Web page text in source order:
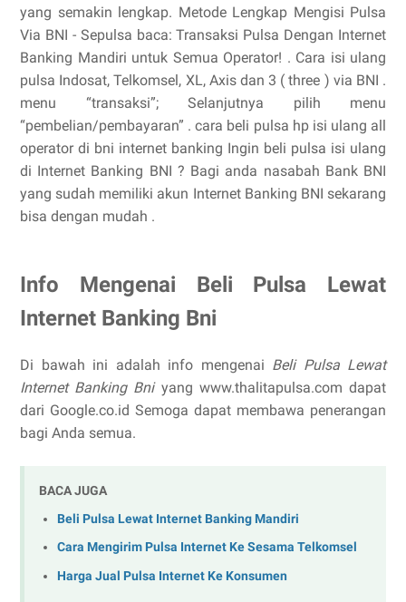
yang semakin lengkap. Metode Lengkap Mengisi Pulsa
Via BNI - Sepulsa baca: Transaksi Pulsa Dengan Internet
Banking Mandiri untuk Semua Operator! . Cara isi ulang
pulsa Indosat, Telkomsel, XL, Axis dan 3 ( three ) via BNI .
menu “transaksi”; Selanjutnya pilih menu
“pembelian/pembayaran” . cara beli pulsa hp isi ulang all
operator di bni internet banking Ingin beli pulsa isi ulang
di Internet Banking BNI ? Bagi anda nasabah Bank BNI
yang sudah memiliki akun Internet Banking BNI sekarang
bisa dengan mudah .
Info Mengenai Beli Pulsa Lewat
Internet Banking Bni
Di bawah ini adalah info mengenai Beli Pulsa Lewat
Internet Banking Bni yang www.thalitapulsa.com dapat
dari Google.co.id Semoga dapat membawa penerangan
bagi Anda semua.
BACA JUGA
Beli Pulsa Lewat Internet Banking Mandiri
Cara Mengirim Pulsa Internet Ke Sesama Telkomsel
Harga Jual Pulsa Internet Ke Konsumen